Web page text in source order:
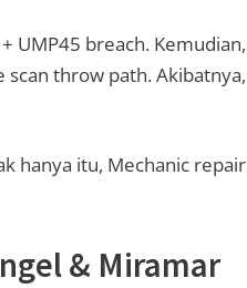
UMP45 breach. Kemudian,
throw path. Akibatnya,
hanya itu, Mechanic repair
& Miramar